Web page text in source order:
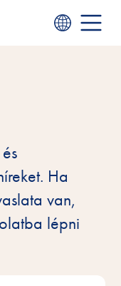
Ha
van,
lépni